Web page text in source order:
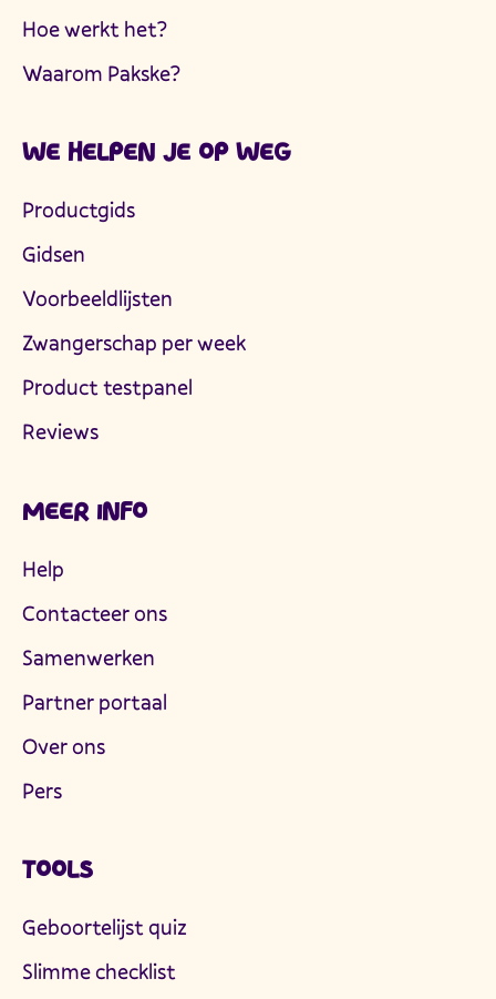
Hoe werkt het?
Waarom Pakske?
WE HELPEN JE OP WEG
Productgids
Gidsen
Voorbeeldlijsten
Zwangerschap per week
Product testpanel
Reviews
MEER INFO
Help
Contacteer ons
Samenwerken
Partner portaal
Over ons
Pers
TOOLS
Geboortelijst quiz
Slimme checklist